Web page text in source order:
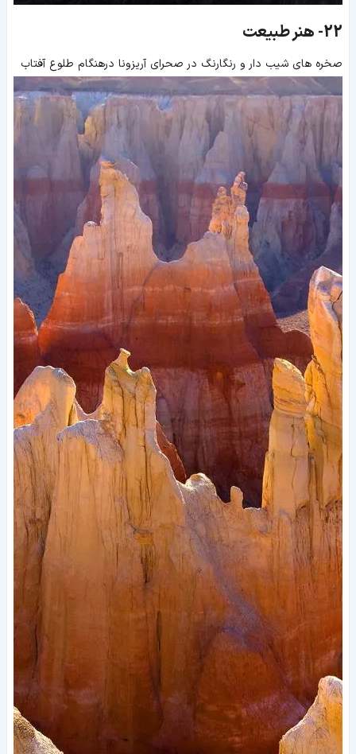
22- هنر طبیعت
صخره های شیب دار و رنگارنگ در صحرای آریزونا درهنگام طلوع آفتاب